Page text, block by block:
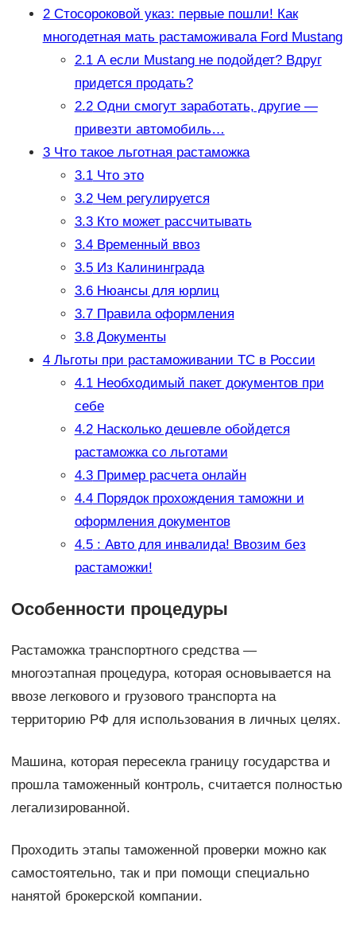
2Стосороковой указ: первые пошли! Как
многодетная мать растаможивала Ford Mustang
2.1А если Mustang не подойдет? Вдруг
придется продать?
2.2Одни смогут заработать, другие —
привезти автомобиль…
3Что такое льготная растаможка
3.1Что это
3.2Чем регулируется
3.3Кто может рассчитывать
3.4Временный ввоз
3.5Из Калининграда
3.6Нюансы для юрлиц
3.7Правила оформления
3.8Документы
4Льготы при растаможивании ТС в России
4.1Необходимый пакет документов при
себе
4.2Насколько дешевле обойдется
растаможка со льготами
4.3Пример расчета онлайн
4.4Порядок прохождения таможни и
оформления документов
4.5: Авто для инвалида! Ввозим без
растаможки!
Особенности процедуры
Растаможка транспортного средства —
многоэтапная процедура, которая основывается на
ввозе легкового и грузового транспорта на
территорию РФ для использования в личных целях.
Машина, которая пересекла границу государства и
прошла таможенный контроль, считается полностью
легализированной.
Проходить этапы таможенной проверки можно как
самостоятельно, так и при помощи специально
нанятой брокерской компании.